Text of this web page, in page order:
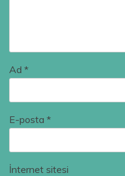
Ad *
E-posta *
İnternet sitesi